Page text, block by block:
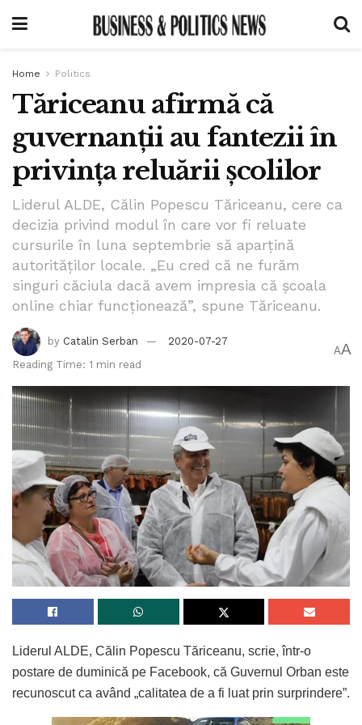
Home Politics
Tăriceanu afirmă că
guvernanții au fantezii în
privința reluării școlilor
Liderul ALDE, Călin Popescu Tăriceanu, cere ca
decizia privind modul în care vor fi reluate
cursurile în luna septembrie să aparțină
autorităților locale. „Eu cred că ne furăm
singuri căciula dacă avem impresia că școala
online chiar funcționează”, spune Tăriceanu.
by Catalin Serban
2020-07-27
Reading Time: 1 min read
AA
Liderul ALDE, Călin Popescu Tăriceanu, scrie, într-o
postare de duminică pe Facebook, că Guvernul Orban este
recunoscut ca având „calitatea de a fi luat prin surprindere”.